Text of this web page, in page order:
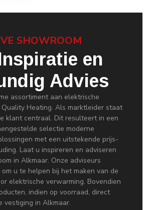
SHOWROOM
en
Advies
assortiment aan elektrische
Heating. Als marktleider staat
klant centraal. Dit resulteert in een
selectie moderne
met een uitstekende prijs-
Laat u inspireren en adviseren
in Alkmaar. Onze adviseurs
u te helpen bij het maken van de
elektrische verwarming. Bovendien
indien op voorraad, direct
vestiging in Alkmaar.